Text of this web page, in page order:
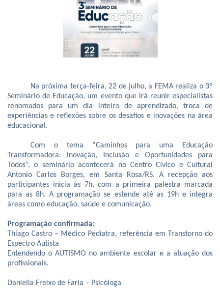
Na próxima terça-feira, 22 de julho, a FEMA realiza o 3º
Seminário de Educação, um evento que irá reunir especialistas
renomados para um dia inteiro de aprendizado, troca de
experiências e reflexões sobre os desafios e inovações na área
educacional.
Com o tema “Caminhos para uma Educação
Transformadora: Inovação, Inclusão e Oportunidades para
Todos”, o seminário acontecerá no Centro Cívico e Cultural
Antonio Carlos Borges, em Santa Rosa/RS. A recepção aos
participantes inicia às 7h, com a primeira palestra marcada
para as 8h. A programação se estende até as 19h e integra
áreas como educação, saúde e comunicação.
Programação confirmada:
Thiago Castro – Médico Pediatra, referência em Transtorno do
Espectro Autista
Entendendo o AUTISMO no ambiente escolar e a atuação dos
profissionais.
Daniella Freixo de Faria – Psicóloga